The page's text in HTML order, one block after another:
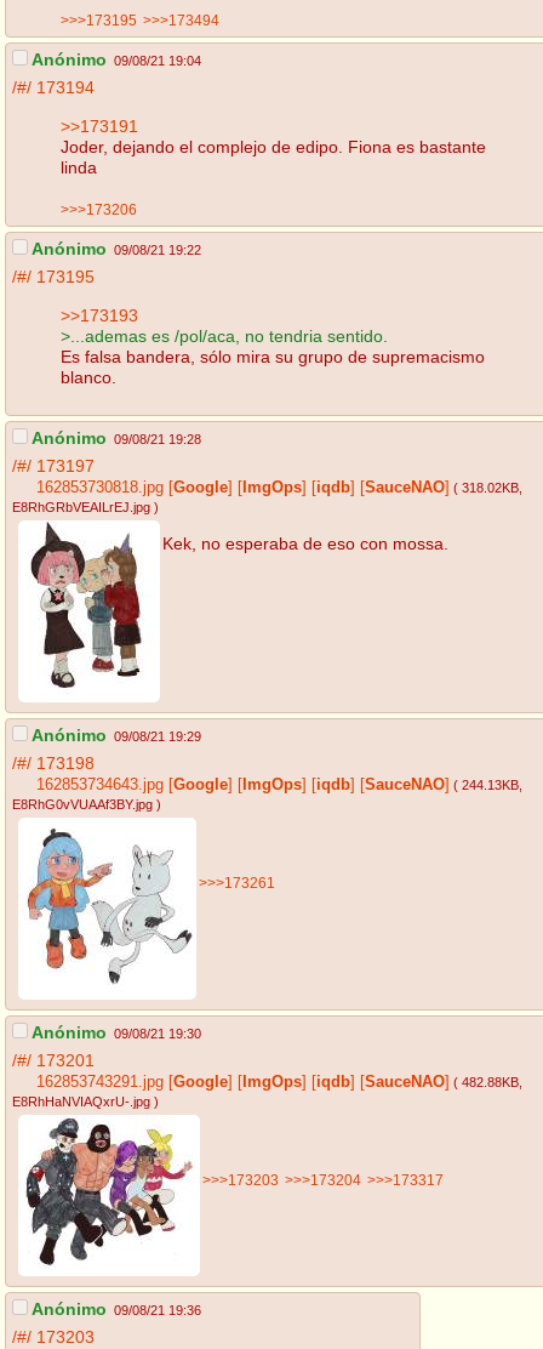
>>>173195 >>>173494
Anónimo 09/08/21 19:04
/#/ 173194
>>173191
Joder, dejando el complejo de edipo. Fiona es bastante
linda
>>>173206
Anónimo 09/08/21 19:22
/#/ 173195
>>173193
>...ademas es /pol/aca, no tendria sentido.
Es falsa bandera, sólo mira su grupo de supremacismo
blanco.
Anónimo 09/08/21 19:28
/#/ 173197
162853730818.jpg Google ImgOps iqdb SauceNAO ( 318.02KB
E8RhGRbVEAILrEJ.jpg )
Kek, no esperaba de eso con mossa.
Anónimo 09/08/21 19:29
/#/ 173198
162853734643.jpg Google ImgOps iqdb SauceNAO ( 244.13KB
E8RhG0vVUAAf3BY.jpg )
>>>173261
Anónimo 09/08/21 19:30
/#/ 173201
162853743291.jpg Google ImgOps iqdb SauceNAO ( 482.88KB
E8RhHaNVIAQxrU-.jpg )
>>>173203 >>>173204 >>>173317
Anónimo 09/08/21 19:36
/#/ 173203